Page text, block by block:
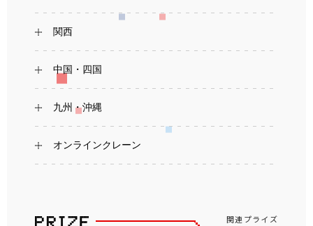
関西
中国・四国
九州・沖縄
オンラインクレーン
関連プライズ